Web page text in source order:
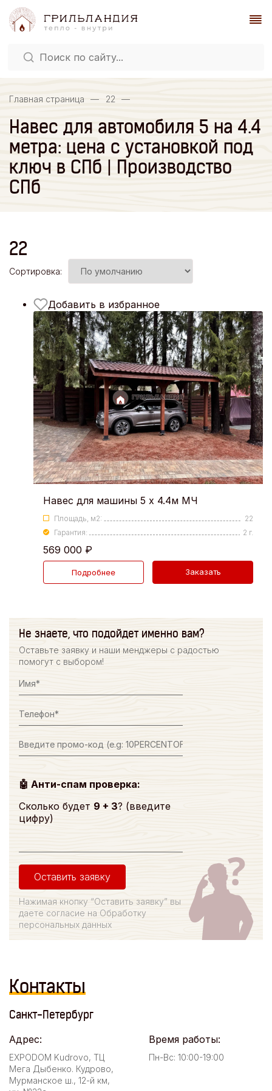
Главная страница — 22 —
Навес для автомобиля 5 на 4.4
метра: цена с установкой под
ключ в СПб | Производство
СПб
22
Сортировка:
Добавить в избранное
Навес для машины 5 х 4.4м МЧ
Площадь, м2:
22
Гарантия:
2 г.
569 000 ₽
Подробнее Заказать
Не знаете, что подойдет именно вам?
Оставьте заявку и наши менджеры с радостью
помогут с выбором!
🤖 Анти-спам проверка:
Сколько будет 9 + 3? (введите
цифру)
Оставить заявку
Нажимая кнопку “Оставить заявку” вы
даете согласие на Обработку
персональных данных
Контакты
Санкт-Петербург
Адрес:
EXPODOM Kudrovo, ТЦ
Мега Дыбенко. Кудрово,
Мурманское ш., 12-й км,
Время работы:
Пн-Вс: 10:00-19:00